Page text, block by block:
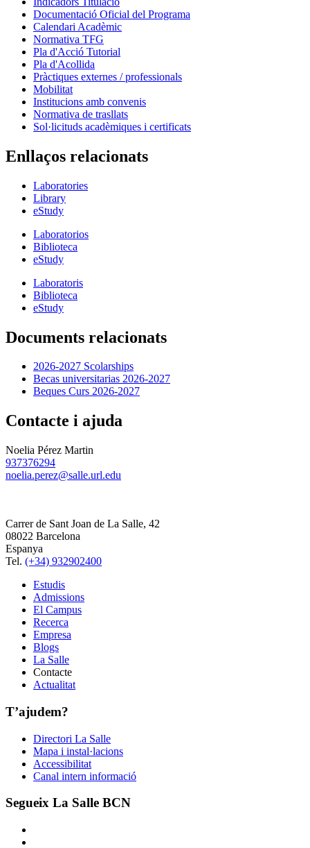
Documentació Oficial del Programa
Calendari Acadèmic
Normativa TFG
Pla d'Acció Tutorial
Pla d'Acollida
Pràctiques externes / professionals
Mobilitat
Institucions amb convenis
Normativa de trasllats
Sol·licituds acadèmiques i certificats
Enllaços relacionats
Laboratories
Library
eStudy
Laboratorios
Biblioteca
eStudy
Laboratoris
Biblioteca
eStudy
Documents relacionats
2026-2027 Scolarships
Becas universitarias 2026-2027
Beques Curs 2026-2027
Contacte i ajuda
Noelia Pérez Martin
937376294
noelia.perez@salle.url.edu
Carrer de Sant Joan de La Salle, 42
08022 Barcelona
Espanya
Tel. (+34) 932902400
Estudis
Admissions
El Campus
Recerca
Empresa
Blogs
La Salle
Contacte
Actualitat
T’ajudem?
Directori La Salle
Mapa i instal·lacions
Accessibilitat
Canal intern informació
Segueix La Salle BCN